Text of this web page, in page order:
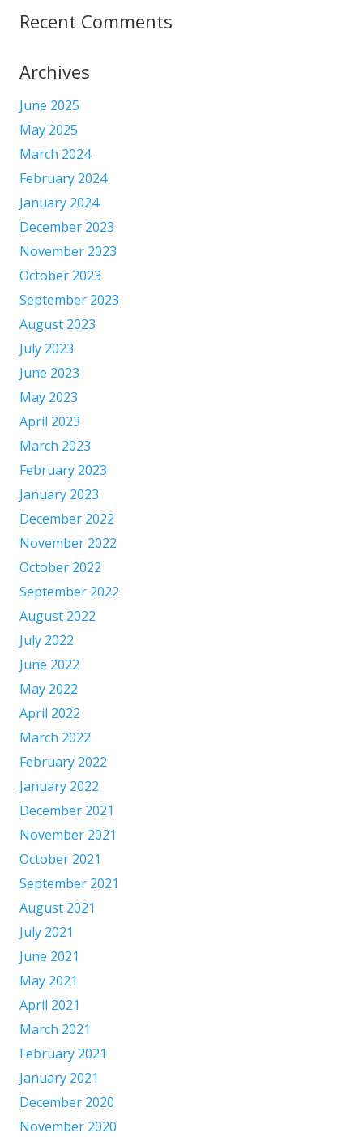
Recent Comments
Archives
June 2025
May 2025
March 2024
February 2024
January 2024
December 2023
November 2023
October 2023
September 2023
August 2023
July 2023
June 2023
May 2023
April 2023
March 2023
February 2023
January 2023
December 2022
November 2022
October 2022
September 2022
August 2022
July 2022
June 2022
May 2022
April 2022
March 2022
February 2022
January 2022
December 2021
November 2021
October 2021
September 2021
August 2021
July 2021
June 2021
May 2021
April 2021
March 2021
February 2021
January 2021
December 2020
November 2020